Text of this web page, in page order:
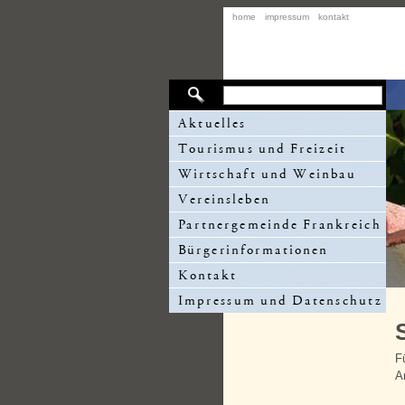
home impressum kontakt